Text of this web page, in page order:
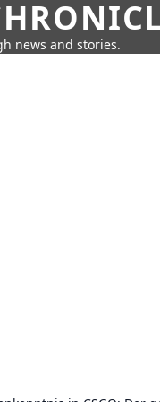
news and stories.